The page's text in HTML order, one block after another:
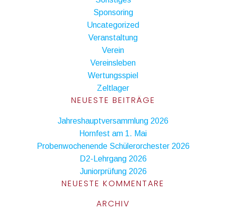
Sponsoring
Uncategorized
Veranstaltung
Verein
Vereinsleben
Wertungsspiel
Zeltlager
NEUESTE BEITRÄGE
Jahreshauptversammlung 2026
Hornfest am 1. Mai
Probenwochenende Schülerorchester 2026
D2-Lehrgang 2026
Juniorprüfung 2026
NEUESTE KOMMENTARE
ARCHIV